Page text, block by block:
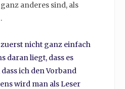
anderes sind, als
nicht ganz einfach
daran liegt, dass es
ich den Vorband
wird man als Leser